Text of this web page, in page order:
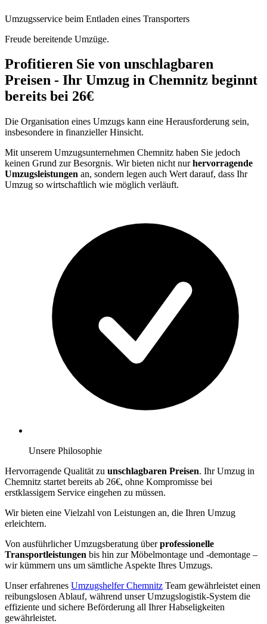
Umzugsservice beim Entladen eines Transporters
Freude bereitende Umzüge.
Profitieren Sie von unschlagbaren
Preisen - Ihr Umzug in Chemnitz beginnt
bereits bei 26€
Die Organisation eines Umzugs kann eine Herausforderung sein,
insbesondere in finanzieller Hinsicht.
Mit unserem Umzugsunternehmen Chemnitz haben Sie jedoch
keinen Grund zur Besorgnis. Wir bieten nicht nurhervorragende
Umzugsleistungen an, sondern legen auch Wert darauf, dass Ihr
Umzug so wirtschaftlich wie möglich verläuft.
Unsere Philosophie
Hervorragende Qualität zu unschlagbaren Preisen. Ihr Umzug in
Chemnitz startet bereits ab 26€, ohne Kompromisse bei
erstklassigem Service eingehen zu müssen.
Wir bieten eine Vielzahl von Leistungen an, die Ihren Umzug
erleichtern.
Von ausführlicher Umzugsberatung überprofessionelle
Transportleistungen bis hin zur Möbelmontage und -demontage –
wir kümmern uns um sämtliche Aspekte Ihres Umzugs.
Unser erfahrenes Umzugshelfer Chemnitz Team gewährleistet einen
reibungslosen Ablauf, während unser Umzugslogistik-System die
effiziente und sichere Beförderung all Ihrer Habseligkeiten
gewährleistet.